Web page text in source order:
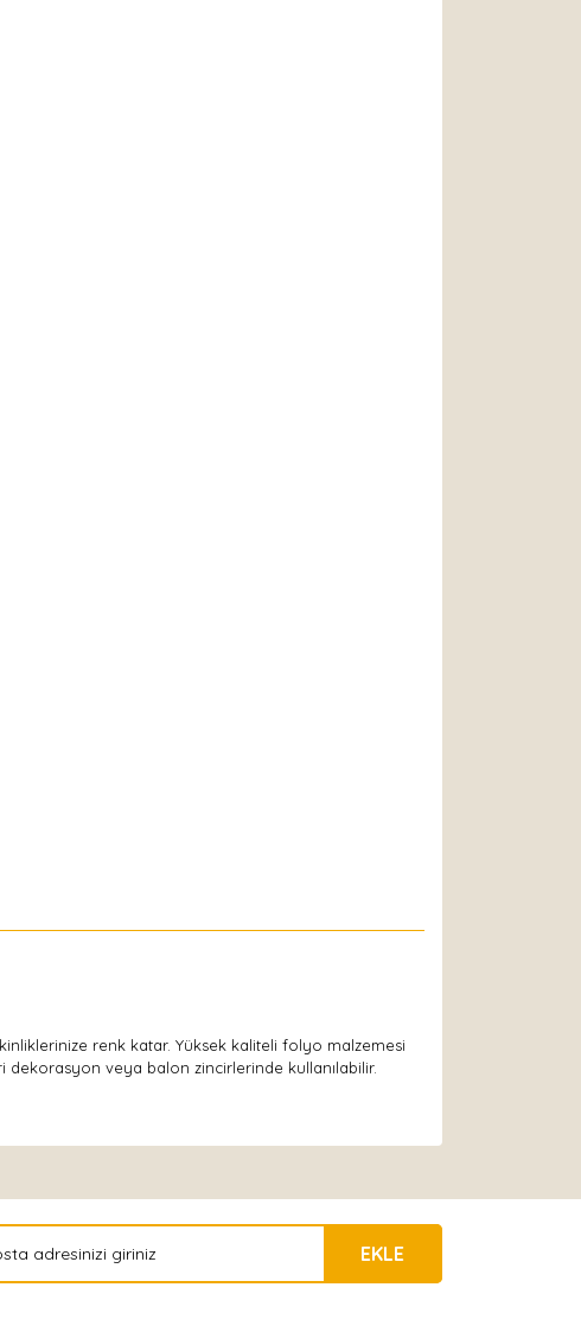
renk katar. Yüksek kaliteli folyo malzemesi
dekorasyon veya balon zincirlerinde kullanılabilir.
EKLE